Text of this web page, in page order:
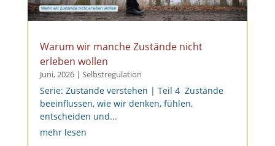
Warum wir manche Zustände nicht
erleben wollen
Juni, 2026| Selbstregulation
Serie: Zustände verstehen | Teil 4 Zustände
beeinflussen, wie wir denken, fühlen,
entscheiden und...
mehr lesen